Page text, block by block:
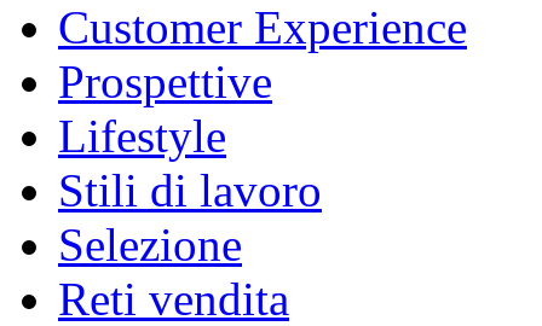
Customer Experience
Prospettive
Lifestyle
Stili di lavoro
Selezione
Reti vendita